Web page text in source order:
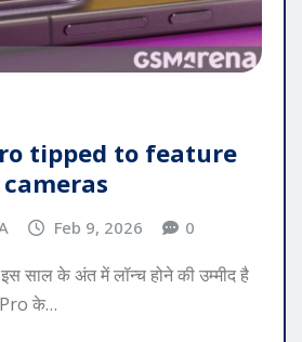
tipped to feature
Feb 9, 2026 0
साल के अंत में लॉन्च होने की उम्मीद है
के…